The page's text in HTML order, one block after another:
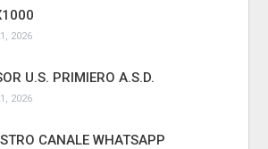
2026
U.S. PRIMIERO A.S.D.
2026
CANALE WHATSAPP